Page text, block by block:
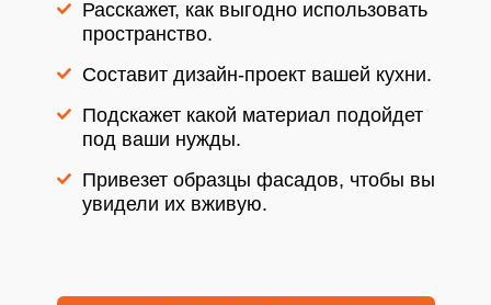
Расскажет, как выгодно использовать
пространство.
Составит дизайн-проект вашей кухни.
Подскажет какой материал подойдет
под ваши нужды.
Привезет образцы фасадов, чтобы вы
увидели их вживую.